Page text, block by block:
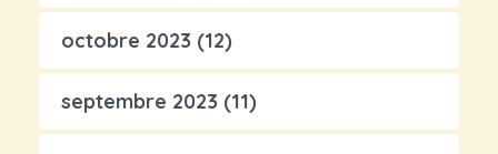
octobre 2023 (12)
septembre 2023 (11)